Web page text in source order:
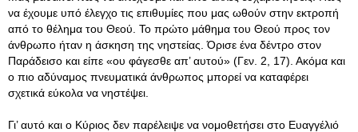
να έχουμε υπό έλεγχο τις επιθυμίες που μας ωθούν στην εκτροπή
από το θέλημα του Θεού. Το πρώτο μάθημα του Θεού προς τον
άνθρωπο ήταν η άσκηση της νηστείας. Όρισε ένα δέντρο στον
Παράδεισο και είπε «ου φάγεσθε απ’ αυτού» (Γεν. 2, 17). Ακόμα και
ο πιο αδύναμος πνευματικά άνθρωπος μπορεί να καταφέρει
σχετικά εύκολα να νηστέψει.
Γι’ αυτό και ο Κύριος δεν παρέλειψε να νομοθετήσει στο Ευαγγέλιό